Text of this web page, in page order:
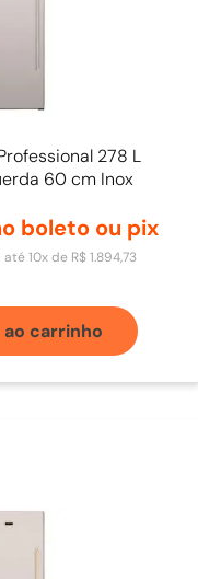
278 L
60 cm Inox
boleto ou pix
até10x de R$1.894,73
carrinho